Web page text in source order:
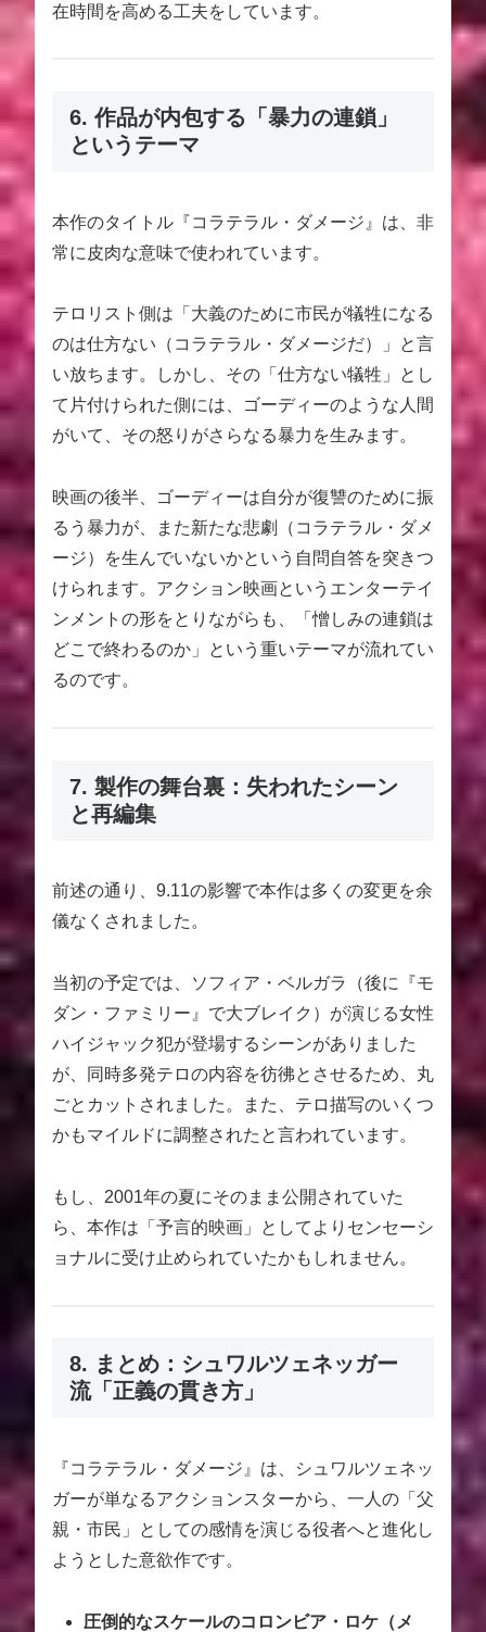
在時間を高める工夫をしています。
6. 作品が内包する「暴力の連鎖」
というテーマ
本作のタイトル『コラテラル・ダメージ』は、非
常に皮肉な意味で使われています。
テロリスト側は「大義のために市民が犠牲になる
のは仕方ない（コラテラル・ダメージだ）」と言
い放ちます。しかし、その「仕方ない犠牲」とし
て片付けられた側には、ゴーディーのような人間
がいて、その怒りがさらなる暴力を生みます。
映画の後半、ゴーディーは自分が復讐のために振
るう暴力が、また新たな悲劇（コラテラル・ダメ
ージ）を生んでいないかという自問自答を突きつ
けられます。アクション映画というエンターテイ
ンメントの形をとりながらも、「憎しみの連鎖は
どこで終わるのか」という重いテーマが流れてい
るのです。
7. 製作の舞台裏：失われたシーン
と再編集
前述の通り、9.11の影響で本作は多くの変更を余
儀なくされました。
当初の予定では、ソフィア・ベルガラ（後に『モ
ダン・ファミリー』で大ブレイク）が演じる女性
ハイジャック犯が登場するシーンがありました
が、同時多発テロの内容を彷彿とさせるため、丸
ごとカットされました。また、テロ描写のいくつ
かもマイルドに調整されたと言われています。
もし、2001年の夏にそのまま公開されていた
ら、本作は「予言的映画」としてよりセンセーシ
ョナルに受け止められていたかもしれません。
8. まとめ：シュワルツェネッガー
流「正義の貫き方」
『コラテラル・ダメージ』は、シュワルツェネッ
ガーが単なるアクションスターから、一人の「父
親・市民」としての感情を演じる役者へと進化し
ようとした意欲作です。
圧倒的なスケールのコロンビア・ロケ（メ